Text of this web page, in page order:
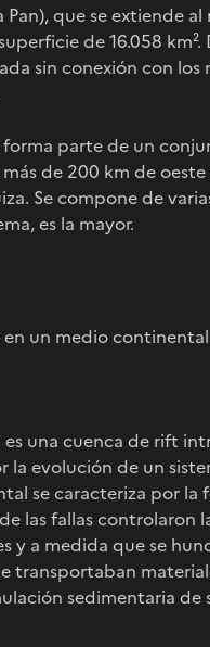
que se extiende
de 16.058
sin conexión con los
forma parte de un
de 200 km de
Se compone de
es la mayor.
un medio
una cuenca de rift
evolución de un
se caracteriza por la
las fallas controlaron
y a medida que se
transportaban
sedimentaria